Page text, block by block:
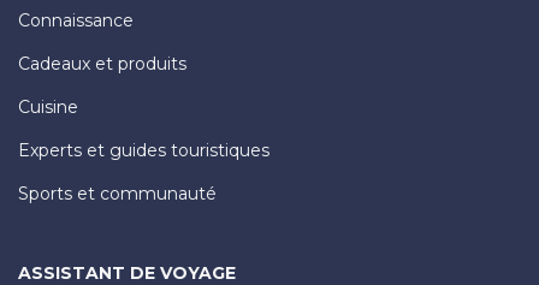
Connaissance
Cadeaux et produits
Cuisine
Experts et guides touristiques
Sports et communauté
ASSISTANT DE VOYAGE